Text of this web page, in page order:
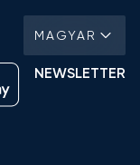
MAGYAR
NEWSLETTER